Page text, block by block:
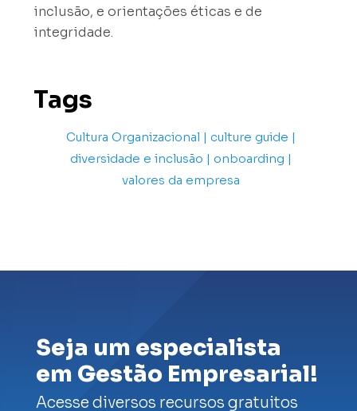
inclusão, e orientações éticas e de
integridade.
Tags
Cultura Organizacional | culture guide |
diversidade e inclusão | onboarding |
valores da empresa
Seja um especialista
em Gestão Empresarial!
Acesse diversos recursos gratuitos